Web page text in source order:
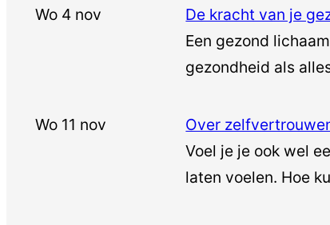
Wo 4 nov
De kracht van je
Een gezond
gezondheid als
Wo 11 nov
Over
Voel je je ook wel
laten voelen. Hoe